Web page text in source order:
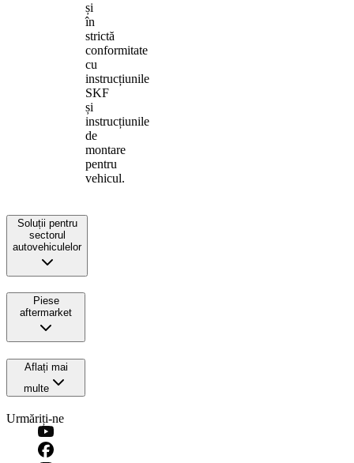
și
în
strictă
conformitate
cu
instrucțiunile
SKF
și
instrucțiunile
de
montare
pentru
vehicul.
Soluții pentru
sectorul
autovehiculelor
Piese
aftermarket
Aflați mai
multe
Urmăriți-ne